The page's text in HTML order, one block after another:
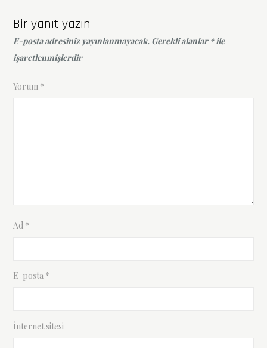
Bir yanıt yazın
E-posta adresiniz yayınlanmayacak. Gerekli alanlar *ile
işaretlenmişlerdir
Yorum *
Ad *
E-posta *
İnternet sitesi